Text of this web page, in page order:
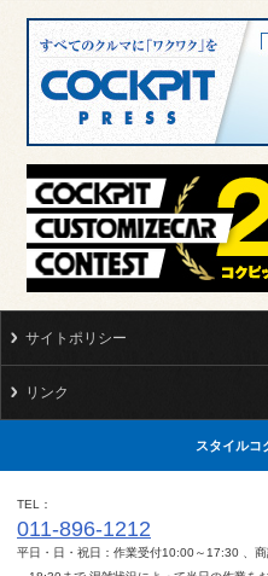
サイトポリシー
リンク
スタイルコ
TEL
011-896-1212
平日・日・祝日：作業受付10:00～17:30 、